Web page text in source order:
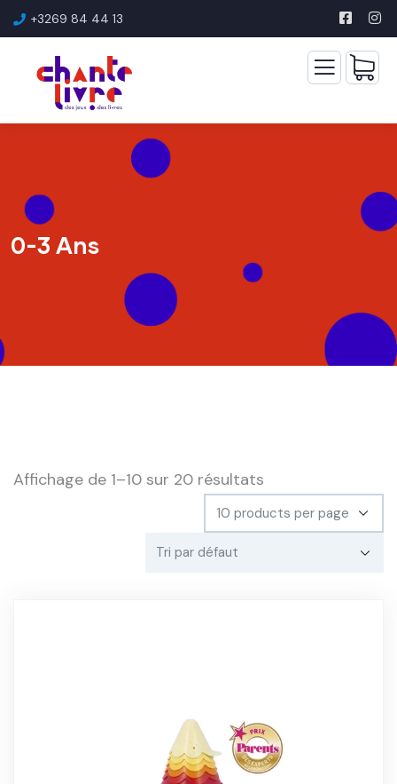
+3269 84 44 13
0-3 Ans
Affichage de 1–10 sur 20 résultats